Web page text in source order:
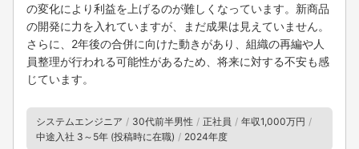
フォローしました
こちらの企業もフォローしませんか？
の変化により利益を上げるのが難しくなっています。新商品
の開発に力を入れていますが、まだ成果は見えていません。
さらに、2年後の合併に向けた動きがあり、組織の再編や人
員整理が行われる可能性があるため、将来に対する不安も感
じています。
システムエンジニア 30代前半男性 正社員
年収1,000万円
中途入社 3～5年 (投稿時に在職)
2024年度